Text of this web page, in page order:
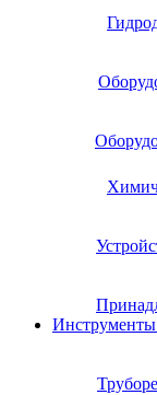
Инструменты